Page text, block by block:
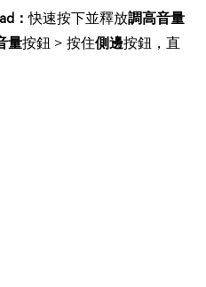
：快速按下並釋放調高音量
量按鈕 > 按住側邊按鈕，直